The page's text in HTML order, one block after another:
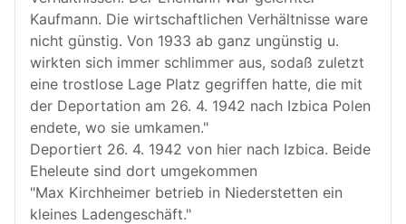
Kaufmann. Die wirtschaftlichen Verhältnisse ware
nicht günstig. Von 1933 ab ganz ungünstig u.
wirkten sich immer schlimmer aus, sodaß zuletzt
eine trostlose Lage Platz gegriffen hatte, die mit
der Deportation am 26. 4. 1942 nach Izbica Polen
endete, wo sie umkamen."
Deportiert 26. 4. 1942 von hier nach Izbica. Beide
Eheleute sind dort umgekommen
"Max Kirchheimer betrieb in Niederstetten ein
kleines Ladengeschäft."